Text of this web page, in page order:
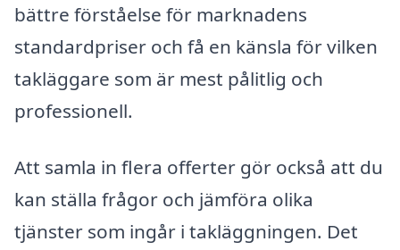
bättre förståelse för marknadens
standardpriser och få en känsla för vilken
takläggare som är mest pålitlig och
professionell.
Att samla in flera offerter gör också att du
kan ställa frågor och jämföra olika
tjänster som ingår i takläggningen. Det